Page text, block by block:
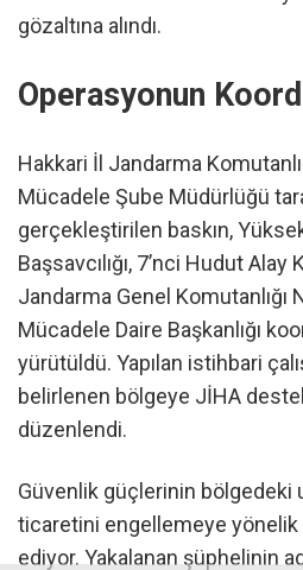
gözaltına alındı.
Operasyonun
Hakkari İl Jandarma
Mücadele Şube Müdürlüğü
gerçekleştirilen baskın,
Başsavcılığı, 7’nci Hudut Alay
Jandarma Genel Komutanlığı
Mücadele Daire Başkanlığı
yürütüldü. Yapılan istihbari
belirlenen bölgeye JİHA
düzenlendi.
Güvenlik güçlerinin bölgedeki
ticaretini engellemeye yönelik
ediyor. Yakalanan şüphelinin